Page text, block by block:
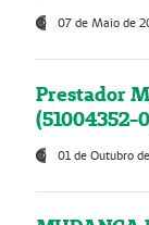
07 de Maio de
Prestador
(51004352-
01 de Outubro